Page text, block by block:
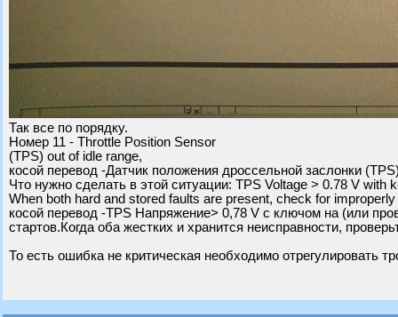
Так все по порядку.
Номер 11 - Throttle Position Sensor
(TPS) out of idle range,
косой перевод -Датчик положения дроссельной заслонки
Что нужно сделать в этой ситуации: TPS Voltage > 0.78 V
When both hard and stored faults are present, check for
косой перевод -TPS Напряжение> 0,78 V с ключом на (или
стартов.Когда оба жестких и хранится неисправности,
То есть ошибка не критическая необходимо отрегулировать